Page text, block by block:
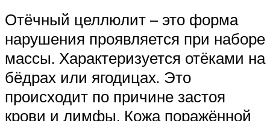
Отёчный целлюлит – это форма
нарушения проявляется при наборе
массы. Характеризуется отёками на
бёдрах или ягодицах. Это
происходит по причине застоя
крови и лимфы. Кожа поражённой